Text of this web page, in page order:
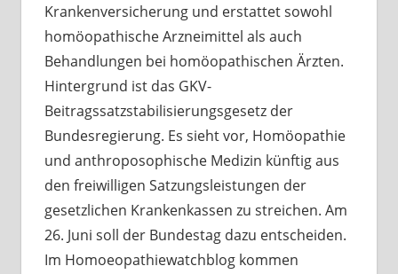
Krankenversicherung und erstattet sowohl
homöopathische Arzneimittel als auch
Behandlungen bei homöopathischen Ärzten.
Hintergrund ist das GKV-
Beitragssatzstabilisierungsgesetz der
Bundesregierung. Es sieht vor, Homöopathie
und anthroposophische Medizin künftig aus
den freiwilligen Satzungsleistungen der
gesetzlichen Krankenkassen zu streichen. Am
26. Juni soll der Bundestag dazu entscheiden.
Im Homoeopathiewatchblog kommen